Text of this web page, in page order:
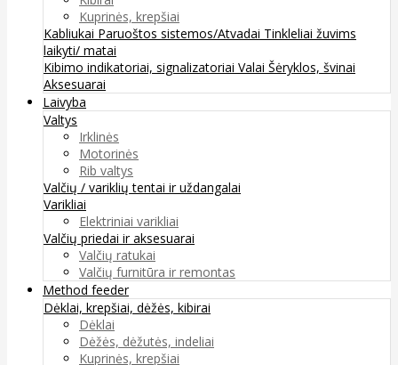
Kuprinės, krepšiai
Kabliukai Paruoštos sistemos/Atvadai Tinkleliai žuvims
laikyti/ matai
Kibimo indikatoriai, signalizatoriai Valai Šėryklos, švinai
Aksesuarai
Laivyba
Valtys
Irklinės
Motorinės
Rib valtys
Valčių / variklių tentai ir uždangalai
Varikliai
Elektriniai varikliai
Valčių priedai ir aksesuarai
Valčių ratukai
Valčių furnitūra ir remontas
Method feeder
Dėklai, krepšiai, dėžės, kibirai
Dėklai
Dėžės, dėžutės, indeliai
Kuprinės, krepšiai